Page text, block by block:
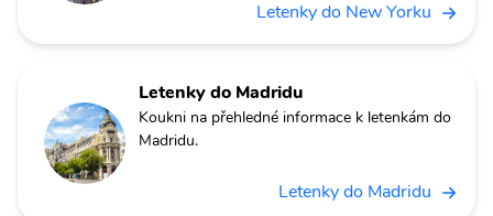
Letenky do New Yorku
Letenky do Madridu
Koukni na přehledné informace k letenkám do
Madridu.
Letenky do Madridu